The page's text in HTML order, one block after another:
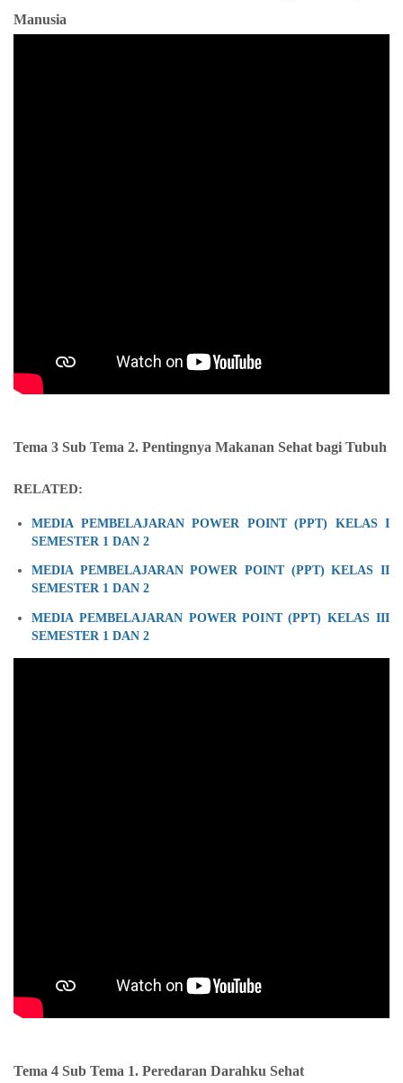
Manusia
Tema 3 Sub Tema 2. Pentingnya Makanan Sehat bagi Tubuh
RELATED:
MEDIA PEMBELAJARAN POWER POINT (PPT) KELAS I
SEMESTER 1 DAN 2
MEDIA PEMBELAJARAN POWER POINT (PPT) KELAS II
SEMESTER 1 DAN 2
MEDIA PEMBELAJARAN POWER POINT (PPT) KELAS III
SEMESTER 1 DAN 2
Tema 4 Sub Tema 1. Peredaran Darahku Sehat